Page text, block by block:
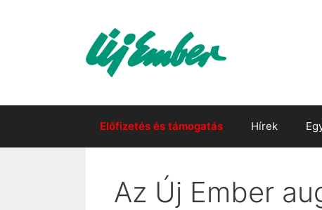
Előfizetés és támogatás Hírek
Az Új Ember